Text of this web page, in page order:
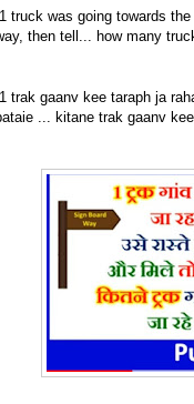
1 truck was going towards
then tell... how many
1 trak gaanv kee taraph ja
... kitane trak gaanv